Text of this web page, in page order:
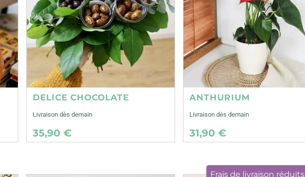
DELICE CHOCOLATE
Livraison dès demain
35,90 €
ANTHURIUM
Livraison dès demain
31,90 €
Frais de livraison réduits